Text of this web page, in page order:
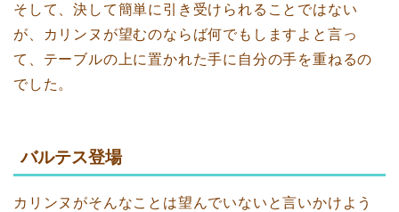
そして、決して簡単に引き受けられることではない
が、カリンヌが望むのならば何でもしますよと言っ
て、テーブルの上に置かれた手に自分の手を重ねるの
でした。
バルテス登場
カリンヌがそんなことは望んでいないと言いかけよう